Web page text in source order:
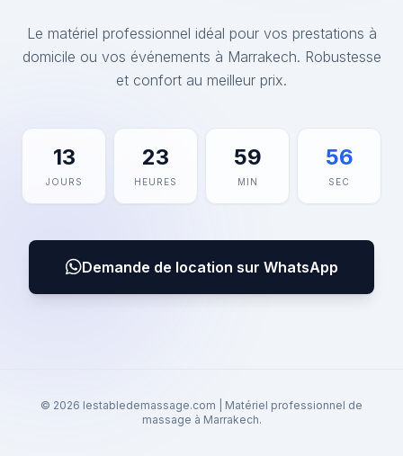
Le matériel professionnel idéal pour vos prestations à
domicile ou vos événements à Marrakech. Robustesse
et confort au meilleur prix.
13
JOURS
23
HEURES
59
MIN
56
SEC
Demande de location sur WhatsApp
© 2026 lestabledemassage.com | Matériel professionnel de
massage à Marrakech.